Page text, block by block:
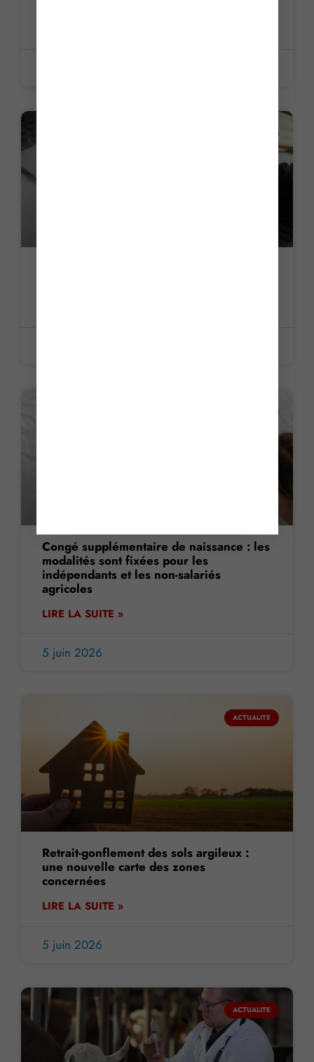
Congé supplémentaire de naissance : les
modalités sont fixées pour les
indépendants et les non-salariés
agricoles
LIRE LA SUITE »
5 juin 2026
ACTUALITE
Retrait-gonflement des sols argileux :
une nouvelle carte des zones
concernées
LIRE LA SUITE »
5 juin 2026
ACTUALITE